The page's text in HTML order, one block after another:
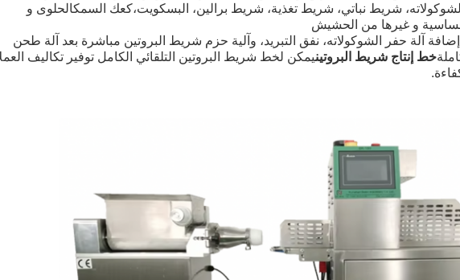
شريط نباتي، شريط تغذية، شريط برالين، البسكويت،كعك السمكالحلوى و
و غيرها من الحشيش
آلة حفر الشوكولاته، نفق التبريد، وآلية حزم شريط البروتين مباشرة بعد آلة طحن
خط إنتاج شريط البروتينيمكن لخط شريط البروتين التلقائي الكامل توفير تكاليف